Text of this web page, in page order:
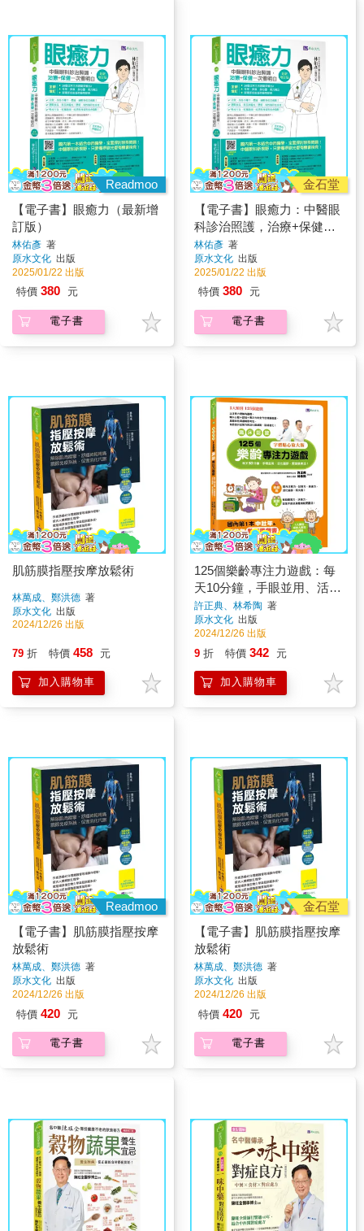
Readmoo
【電子書】眼癒力（最新增
訂版）
林佑彥 著
原水文化 出版
2025/01/22 出版
特價 380 元
電子書
金石堂
【電子書】眼癒力：中醫眼
科診治照護，治療+保健一
次看明白
林佑彥 著
原水文化 出版
2025/01/22 出版
特價 380 元
電子書
肌筋膜指壓按摩放鬆術
林萬成、鄭洪德 著
原水文化 出版
2024/12/26 出版
79 折 特價 458 元
加入購物車
125個樂齡專注力遊戲：每
天10分鐘，手眼並用、活化
腦部、更健康樂活！【臨床
認證】
許正典、林希陶 著
原水文化 出版
2024/12/26 出版
9 折 特價 342 元
加入購物車
Readmoo
【電子書】肌筋膜指壓按摩
放鬆術
林萬成、鄭洪德 著
原水文化 出版
2024/12/26 出版
特價 420 元
電子書
金石堂
【電子書】肌筋膜指壓按摩
放鬆術
林萬成、鄭洪德 著
原水文化 出版
2024/12/26 出版
特價 420 元
電子書